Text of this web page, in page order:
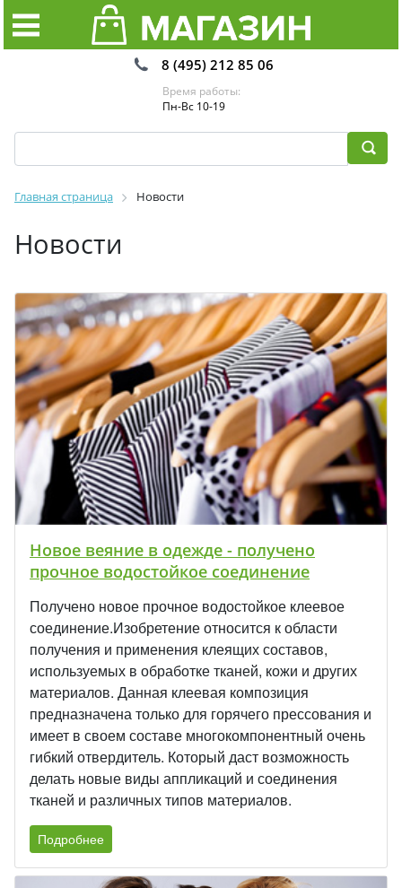
8 (495) 212 85 06
Время работы:
Пн-Вс 10-19
Главная страница Новости
Новости
Новое веяние в одежде - получено
прочное водостойкое соединение
Получено новое прочное водостойкое клеевое
соединение.Изобретение относится к области
получения и применения клеящих составов,
используемых в обработке тканей, кожи и других
материалов. Данная клеевая композиция
предназначена только для горячего прессования и
имеет в своем составе многокомпонентный очень
гибкий отвердитель. Который даст возможность
делать новые виды аппликаций и соединения
тканей и различных типов материалов.
Подробнее